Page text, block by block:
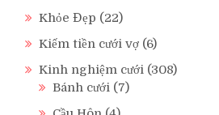
Khỏe Đẹp (22)
Kiếm tiền cưới vợ (6)
Kinh nghiệm cưới (308)
Bánh cưới (7)